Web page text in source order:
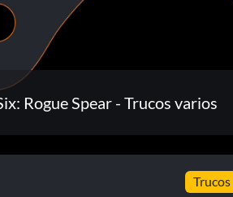
Rogue Spear - Trucos varios
Trucos